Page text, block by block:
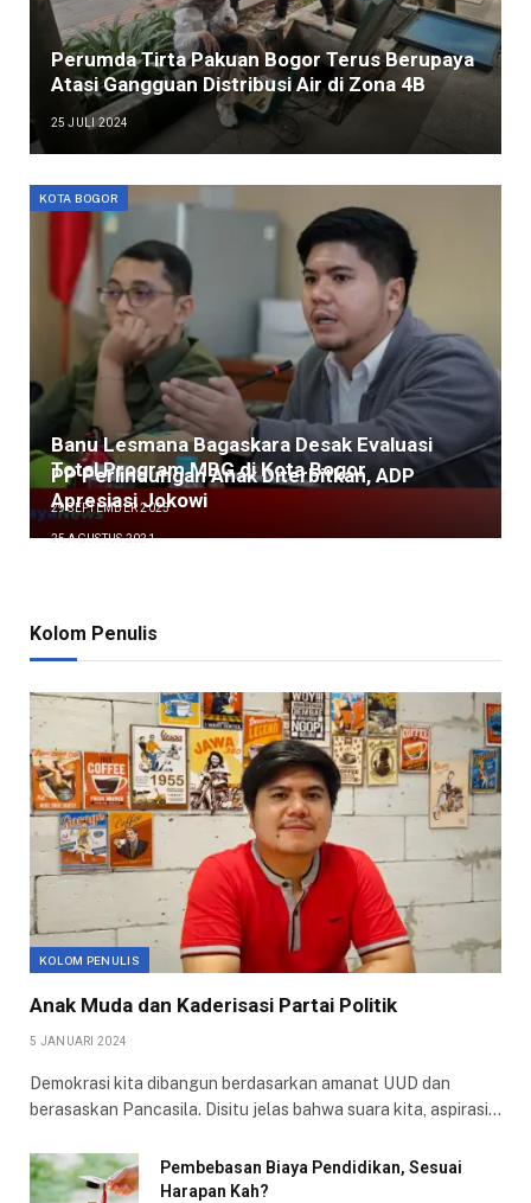
Perumda Tirta Pakuan Bogor Terus Berupaya
Atasi Gangguan Distribusi Air di Zona 4B
25 JULI 2024
KOTA BOGOR
Banu Lesmana Bagaskara Desak Evaluasi
Total Program MBG di Kota Bogor
29 SEPTEMBER 2025
PP Perlindungan Anak Diterbitkan, ADP
Apresiasi Jokowi
25 AGUSTUS 2021
Kolom Penulis
KOLOM PENULIS
Anak Muda dan Kaderisasi Partai Politik
5 JANUARI 2024
Demokrasi kita dibangun berdasarkan amanat UUD dan
berasaskan Pancasila. Disitu jelas bahwa suara kita, aspirasi…
Pembebasan Biaya Pendidikan, Sesuai
Harapan Kah?